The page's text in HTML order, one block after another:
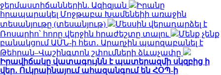
ջերմաստիճաններին. Ազիզյան
Իրանը
հրապարակել Մոջթաբա Խամենեիի առաջին
տեսանյութը (տեսանյութ)
Մեսսին վերադարձել է
Ռոսարիո՝ հորը վերջին հրաժեշտը տալու
Մենք չենք
բանակցում ԱՄՆ-ի հետ․ Արաղչին պարզաբանել է
Թեհրան–Վաշինգտոն շփումների ձևաչափը
Իրավիճակը վատագույնն է պատերազմի սկզբից ի
վեր․ Ուկրաինայում ահազանգում են ՀՕՊ-ի